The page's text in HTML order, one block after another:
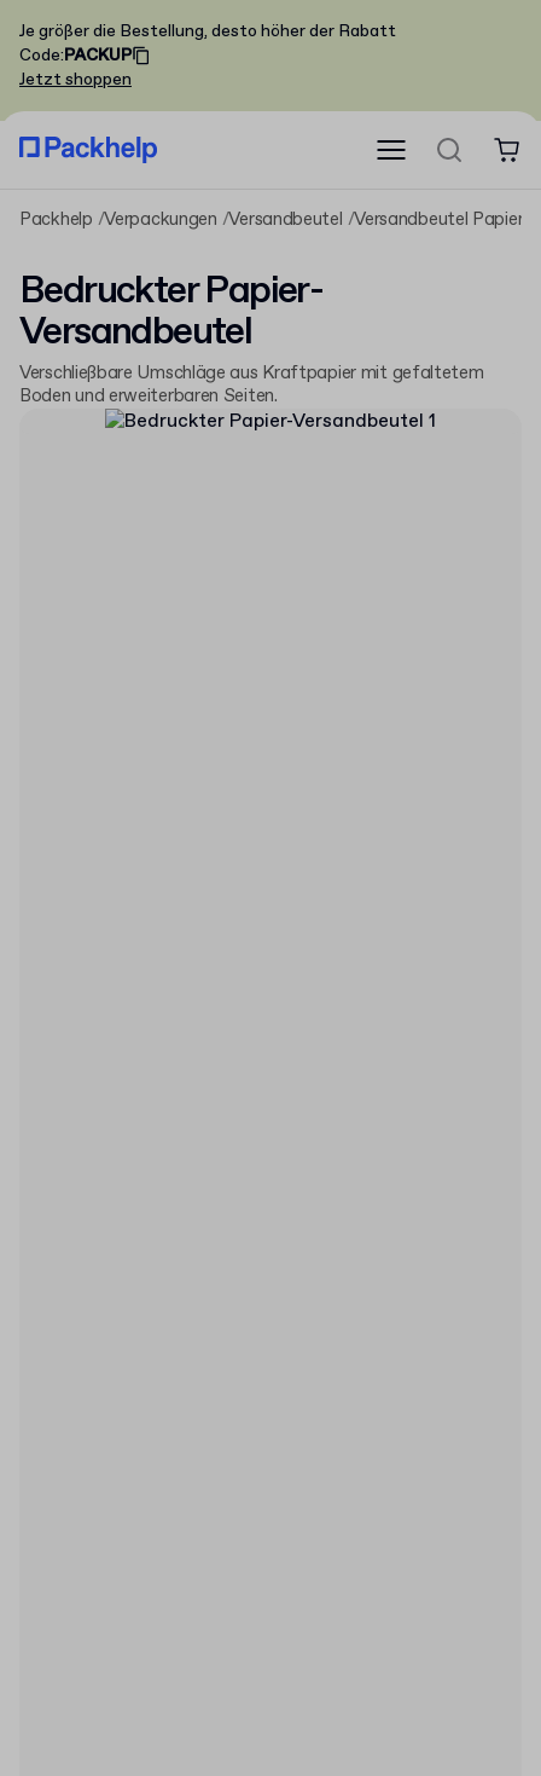
Je größer die Bestellung, desto höher der Rabatt
Code:PACKUP
Jetzt shoppen
Packhelp Verpackungen Versandbeutel Versandbeutel Papier
Bedruckter Papier-
Versandbeutel
Verschließbare Umschläge aus Kraftpapier mit gefaltetem
Boden und erweiterbaren Seiten.